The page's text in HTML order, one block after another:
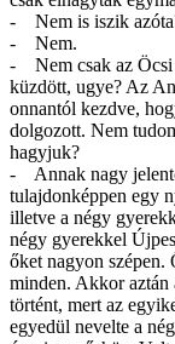
- Nem is iszik
- Nem.
- Nem csak az Öcsi
küzdött, ugye? Az
onnantól kezdve,
dolgozott. Nem
hagyjuk?
- Annak nagy
tulajdonképpen egy
illetve a négy
négy gyerekkel
őket nagyon szépen.
minden. Akkor aztán
történt, mert az
egyedül nevelte a